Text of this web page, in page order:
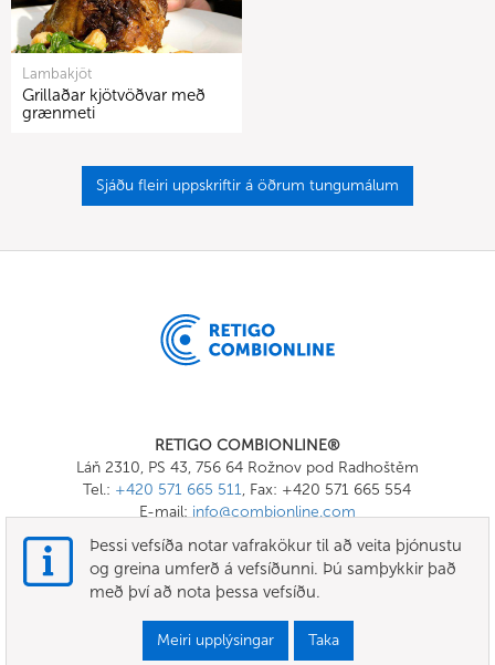
Lambakjöt
Grillaðar kjötvöðvar með
grænmeti
Sjáðu fleiri uppskriftir á öðrum tungumálum
RETIGO COMBIONLINE®
Láň 2310, PS 43, 756 64 Rožnov pod Radhoštěm
Tel.: +420 571 665 511, Fax: +420 571 665 554
E-mail: info@combionline.com
OnlineMenu
SKILMÁLAR OG SKILYRÐI
Þessi vefsíða notar vafrakökur til að veita þjónustu
og greina umferð á vefsíðunni. Þú samþykkir það
með því að nota þessa vefsíðu.
Meiri upplýsingar Taka